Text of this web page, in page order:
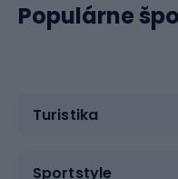
Populárne
Turistika
Sportstyle